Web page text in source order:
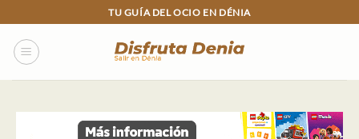
to
content
TU GUÍA DEL OCIO EN DÉNIA